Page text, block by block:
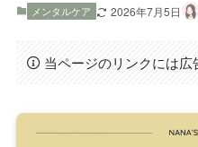
メンタルケア 2026年7月5日
当ページのリンクには広